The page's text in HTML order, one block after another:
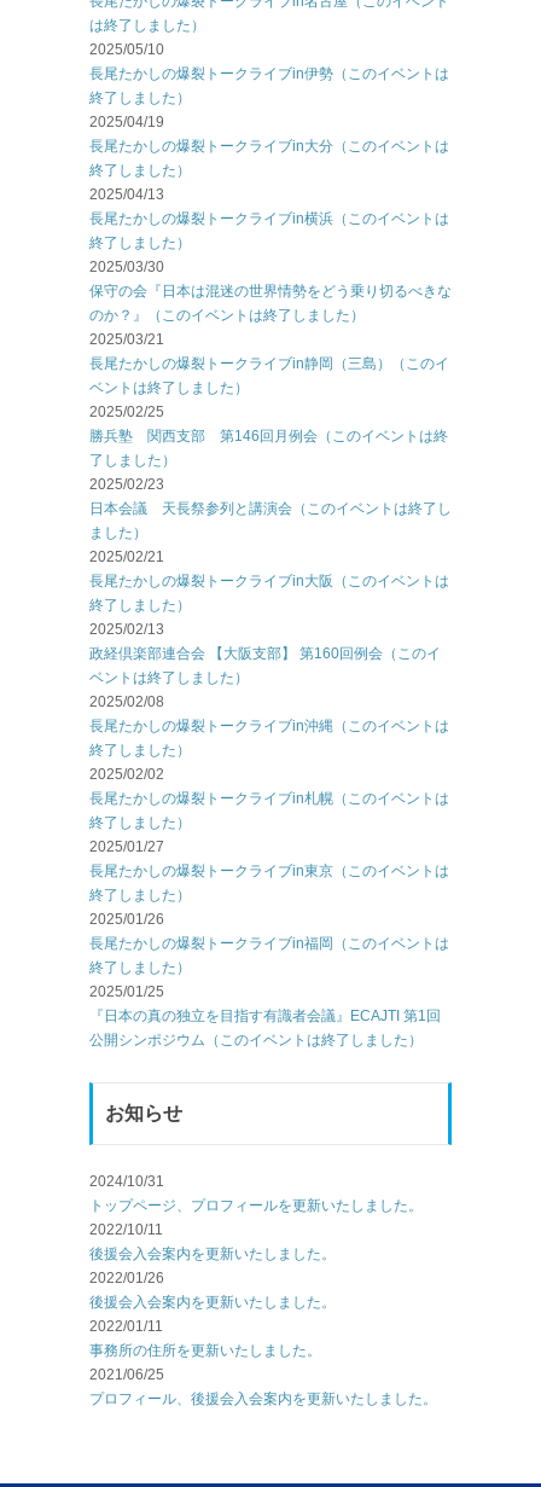
は終了しました）
2025/05/10
長尾たかしの爆裂トークライブin伊勢（このイベントは
終了しました）
2025/04/19
長尾たかしの爆裂トークライブin大分（このイベントは
終了しました）
2025/04/13
長尾たかしの爆裂トークライブin横浜（このイベントは
終了しました）
2025/03/30
保守の会『日本は混迷の世界情勢をどう乗り切るべきな
のか？』（このイベントは終了しました）
2025/03/21
長尾たかしの爆裂トークライブin静岡（三島）（このイ
ベントは終了しました）
2025/02/25
勝兵塾 関西支部 第146回月例会（このイベントは終
了しました）
2025/02/23
日本会議 天長祭参列と講演会（このイベントは終了し
ました）
2025/02/21
長尾たかしの爆裂トークライブin大阪（このイベントは
終了しました）
2025/02/13
政経倶楽部連合会 【大阪支部】 第160回例会（このイ
ベントは終了しました）
2025/02/08
長尾たかしの爆裂トークライブin沖縄（このイベントは
終了しました）
2025/02/02
長尾たかしの爆裂トークライブin札幌（このイベントは
終了しました）
2025/01/27
長尾たかしの爆裂トークライブin東京（このイベントは
終了しました）
2025/01/26
長尾たかしの爆裂トークライブin福岡（このイベントは
終了しました）
2025/01/25
『日本の真の独立を目指す有識者会議』ECAJTI 第1回
公開シンポジウム（このイベントは終了しました）
お知らせ
2024/10/31
トップページ、プロフィールを更新いたしました。
2022/10/11
後援会入会案内を更新いたしました。
2022/01/26
後援会入会案内を更新いたしました。
2022/01/11
事務所の住所を更新いたしました。
2021/06/25
プロフィール、後援会入会案内を更新いたしました。